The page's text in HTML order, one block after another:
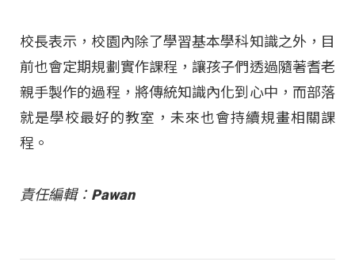
校長表示，校園內除了學習基本學科知識之外，目
前也會定期規劃實作課程，讓孩子們透過隨著耆老
親手製作的過程，將傳統知識內化到心中，而部落
就是學校最好的教室，未來也會持續規畫相關課
程。
責任編輯：Pawan